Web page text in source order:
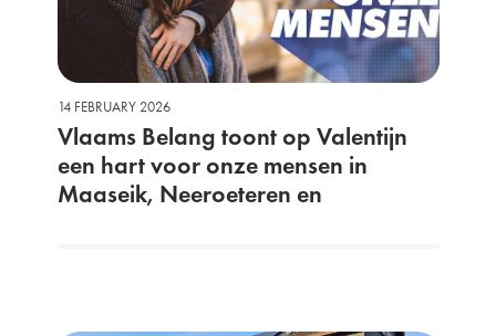
14 FEBRUARY 2026
Vlaams Belang toont op Valentijn
een hart voor onze mensen in
Maaseik, Neeroeteren en